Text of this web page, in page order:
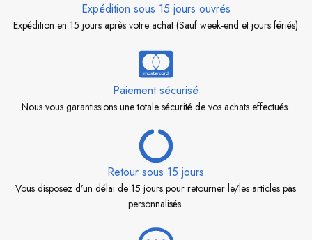
Expédition sous 15 jours ouvrés
Expédition en 15 jours après votre achat (Sauf week-end et jours fériés)
Paiement sécurisé
Nous vous garantissions une totale sécurité de vos achats effectués.
Retour sous 15 jours
Vous disposez d’un délai de 15 jours pour retourner le/les articles pas
personnalisés.